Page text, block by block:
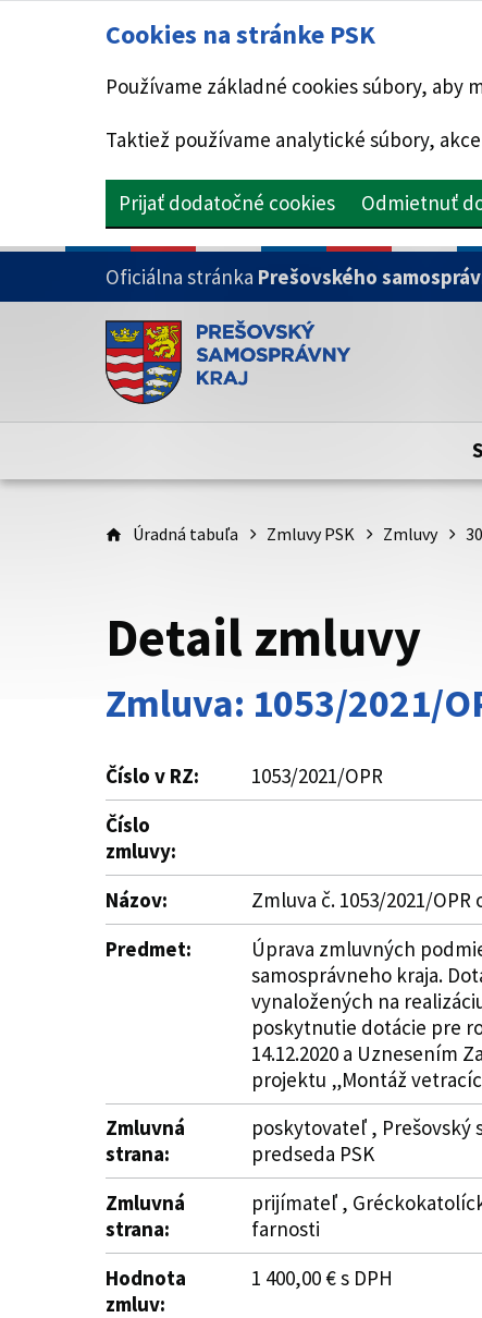
Cookies na stránke PSK
Používame základné cookies súbory, aby
Taktiež používame analytické súbory,
Prijať dodatočné cookies Odmietnuť
PRESKOČIŤ NA HLAVNÝ OBSAH
Oficiálna stránka Prešovského
Doména psk.sk je oficiálna
Toto je oficiálna webová stránka
Úradná tabuľa Zmluvy PSK Zmluvy
Detail zmluvy
Zmluva: 1053/2021/
Číslo v RZ:
1053/2021/OPR
Číslo
zmluvy:
Názov:
Zmluva č. 1053/2021/
Predmet:
Úprava zmluvných
samosprávneho kraja.
vynaložených na
poskytnutie dotácie pre
14.12.2020 a Uznesením
projektu „Montáž
Zmluvná
strana:
poskytovateľ , Prešovský
predseda PSK
Zmluvná
strana:
prijímateľ ,
farnosti
Hodnota
zmluv:
1 400,00 € s DPH